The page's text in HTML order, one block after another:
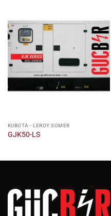
KUBOTA - LEROY SOMER
GJK50-LS